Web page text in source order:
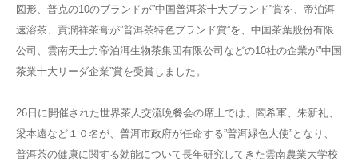
図形、普克の10のブランドが”中国普洱茶十大ブランド”賞を、帝泊洱
速溶茶、貢潤祥茶膏が”普洱茶特色ブランド賞”を、中国茶葉股份有限
公司、雲南天士力帝泊洱生物茶集団有限公司などの10社の企業が”中国
茶業十大リーダ企業”賞を受賞しました。
26日に開催された世界茶人交流晩餐会の席上では、閻希軍、朱新礼、
梁本遠など１０名が、普洱市政府が任命する”普洱緑色大使”となり、
普洱茶の健康に関する効能について長年研究してきた雲南農業大学校